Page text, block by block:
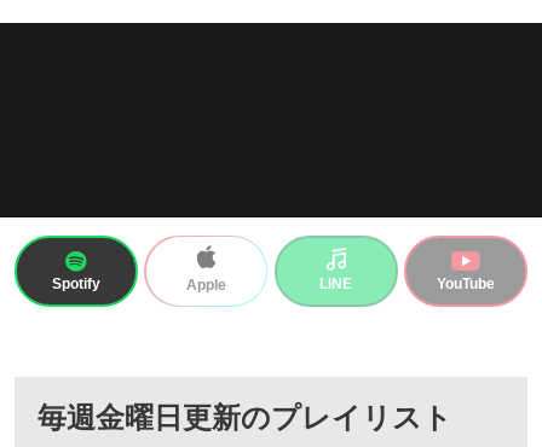
Spotify Apple LINE YouTube
毎週金曜日更新のプレイリスト